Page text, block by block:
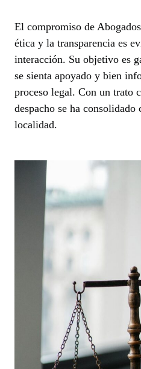
El compromiso de
ética y la transparencia es
interacción. Su objetivo es
se sienta apoyado y bien
proceso legal. Con un trato
despacho se ha
localidad.